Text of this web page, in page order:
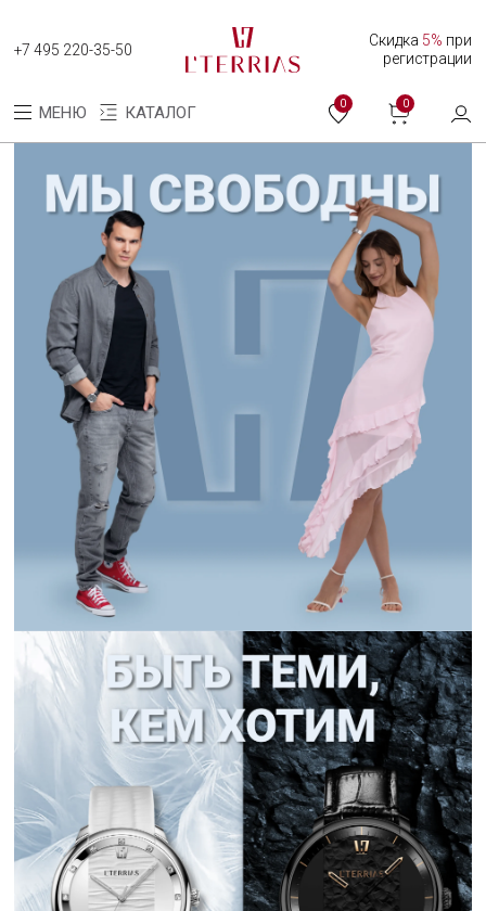
+7 495 220-35-50
Скидка 5% при
регистрации
МЕНЮ КАТАЛОГ 0 0
Каталог
Коллекция женских часов
Коллекция мужских часов
О нас
Программа лояльности
Оплата и доставка
Оплата долями
Сотрудничать с нами
Технологии и материалы
Система смены ремешка
Уход за часами
Сервисное обслуживание
Гарантийные обязательства